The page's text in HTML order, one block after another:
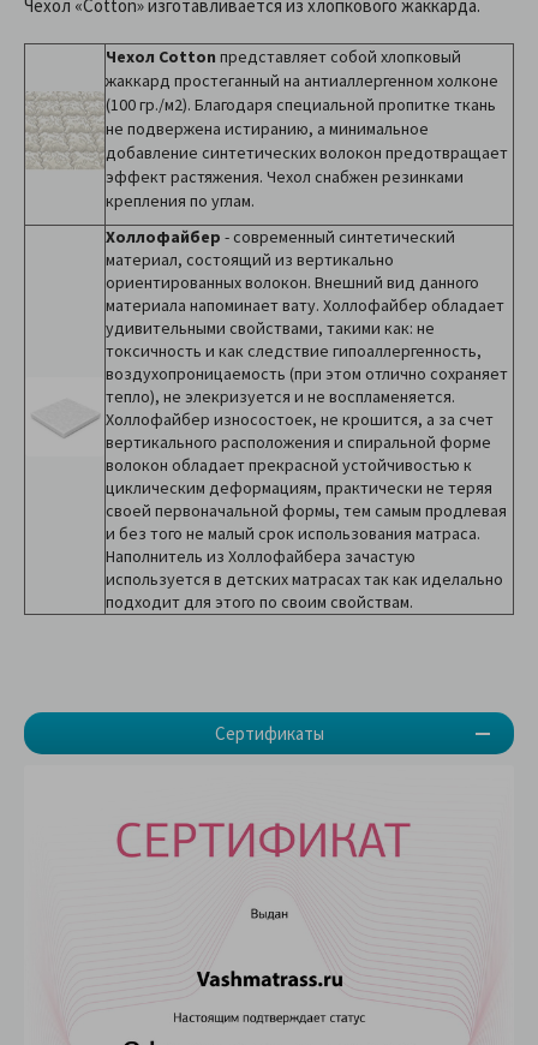
Сертификаты
Чехол «Cotton» изготавливается из хлопкового жаккарда.
Чехол Cotton представляет собой хлопковый
жаккард простеганный на антиаллергенном холконе
(100 гр./м2). Благодаря специальной пропитке ткань
не подвержена истиранию, а минимальное
добавление синтетических волокон предотвращает
эффект растяжения. Чехол снабжен резинками
крепления по углам.
Холлофайбер - современный синтетический
материал, состоящий из вертикально
ориентированных волокон. Внешний вид данного
материала напоминает вату. Холлофайбер обладает
удивительными свойствами, такими как: не
токсичность и как следствие гипоаллергенность,
воздухопроницаемость (при этом отлично сохраняет
тепло), не элекризуется и не воспламеняется.
Холлофайбер износостоек, не крошится, а за счет
вертикального расположения и спиральной форме
волокон обладает прекрасной устойчивостью к
циклическим деформациям, практически не теряя
своей первоначальной формы, тем самым продлевая
и без того не малый срок использования матраса.
Наполнитель из Холлофайбера зачастую
используется в детских матрасах так как иделально
подходит для этого по своим свойствам.